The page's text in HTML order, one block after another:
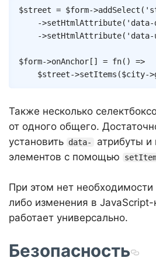
$street = $form->addSelect (
->setHtmlAttribute( 'data-
->setHtmlAttribute(
$form->onAnchor [ ] = fn( )
=>
$street->setItems ($city->
Также несколько
от одного общего.
установить data-
атрибуты и
элементов с помощью
При этом нет необходимости
либо изменения в
работает универсально.
Безопасность